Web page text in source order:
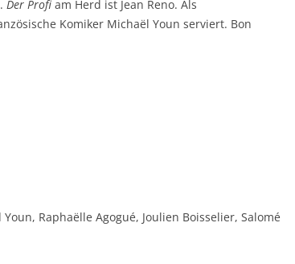
Der Profi am Herd ist Jean Reno. Als
Komiker Michaël Youn serviert. Bon
Raphaëlle Agogué, Joulien Boisselier, Salomé